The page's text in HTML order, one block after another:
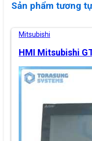
Sản phẩm tương tự
Mitsubishi
HMI Mitsubishi